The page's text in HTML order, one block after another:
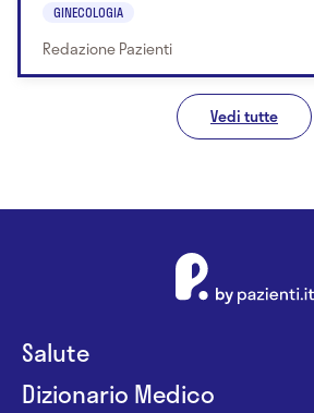
GINECOLOGIA
Redazione Pazienti
Vedi tutte
Salute
Dizionario Medico